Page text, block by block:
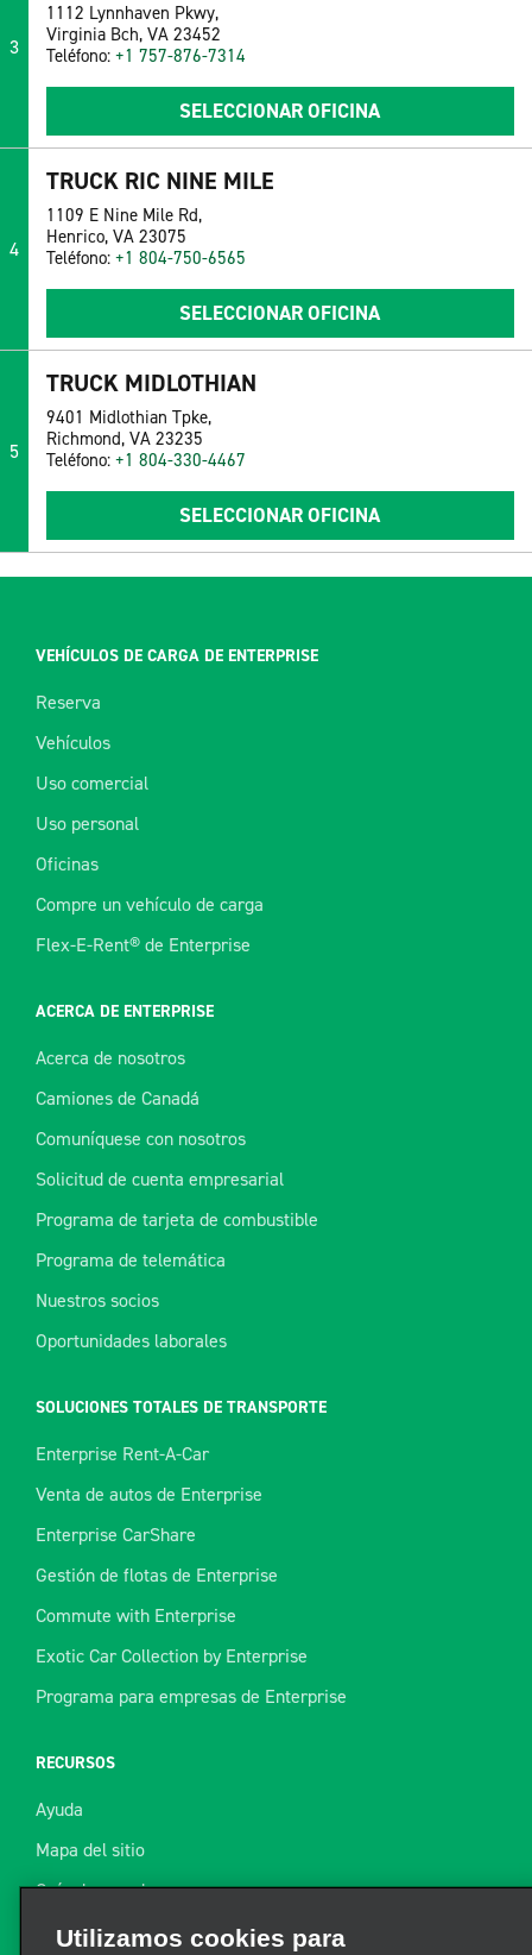
3
1112 Lynnhaven Pkwy,
Virginia Bch, VA 23452
Teléfono: +1 757-876-7314
SELECCIONAR OFICINA
4
TRUCK RIC NINE MILE
1109 E Nine Mile Rd,
Henrico, VA 23075
Teléfono: +1 804-750-6565
SELECCIONAR OFICINA
5
TRUCK MIDLOTHIAN
9401 Midlothian Tpke,
Richmond, VA 23235
Teléfono: +1 804-330-4467
SELECCIONAR OFICINA
VEHÍCULOS DE CARGA DE ENTERPRISE
Reserva
Vehículos
Uso comercial
Uso personal
Oficinas
Compre un vehículo de carga
Flex-E-Rent® de Enterprise
ACERCA DE ENTERPRISE
Acerca de nosotros
Camiones de Canadá
Comuníquese con nosotros
Solicitud de cuenta empresarial
Programa de tarjeta de combustible
Programa de telemática
Nuestros socios
Oportunidades laborales
SOLUCIONES TOTALES DE TRANSPORTE
Enterprise Rent-A-Car
Venta de autos de Enterprise
Enterprise CarShare
Gestión de flotas de Enterprise
Commute with Enterprise
Exotic Car Collection by Enterprise
Programa para empresas de Enterprise
RECURSOS
Ayuda
Mapa del sitio
Guía de remolque
Recursos
Utilizamos cookies para